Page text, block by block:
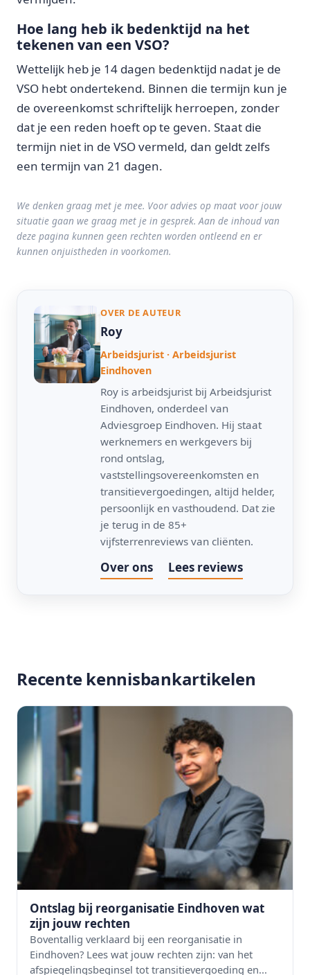
Hoe lang heb ik bedenktijd na het
tekenen van een VSO?
Wettelijk heb je 14 dagen bedenktijd nadat je de
VSO hebt ondertekend. Binnen die termijn kun je
de overeenkomst schriftelijk herroepen, zonder
dat je een reden hoeft op te geven. Staat die
termijn niet in de VSO vermeld, dan geldt zelfs
een termijn van 21 dagen.
We denken graag met je mee. Voor advies op maat voor jouw
situatie gaan we graag met je in gesprek. Aan de inhoud van
deze pagina kunnen geen rechten worden ontleend en er
kunnen onjuistheden in voorkomen.
OVER DE AUTEUR
Roy
Arbeidsjurist · Arbeidsjurist
Eindhoven
Roy is arbeidsjurist bij Arbeidsjurist
Eindhoven, onderdeel van
Adviesgroep Eindhoven. Hij staat
werknemers en werkgevers bij
rond ontslag,
vaststellingsovereenkomsten en
transitievergoedingen, altijd helder,
persoonlijk en vasthoudend. Dat zie
je terug in de 85+
vijfsterrenreviews van cliënten.
Over ons Lees reviews
Recente kennisbankartikelen
Ontslag bij reorganisatie Eindhoven wat
zijn jouw rechten
Boventallig verklaard bij een reorganisatie in
Eindhoven? Lees wat jouw rechten zijn: van het
afspiegelingsbeginsel tot transitievergoeding en...